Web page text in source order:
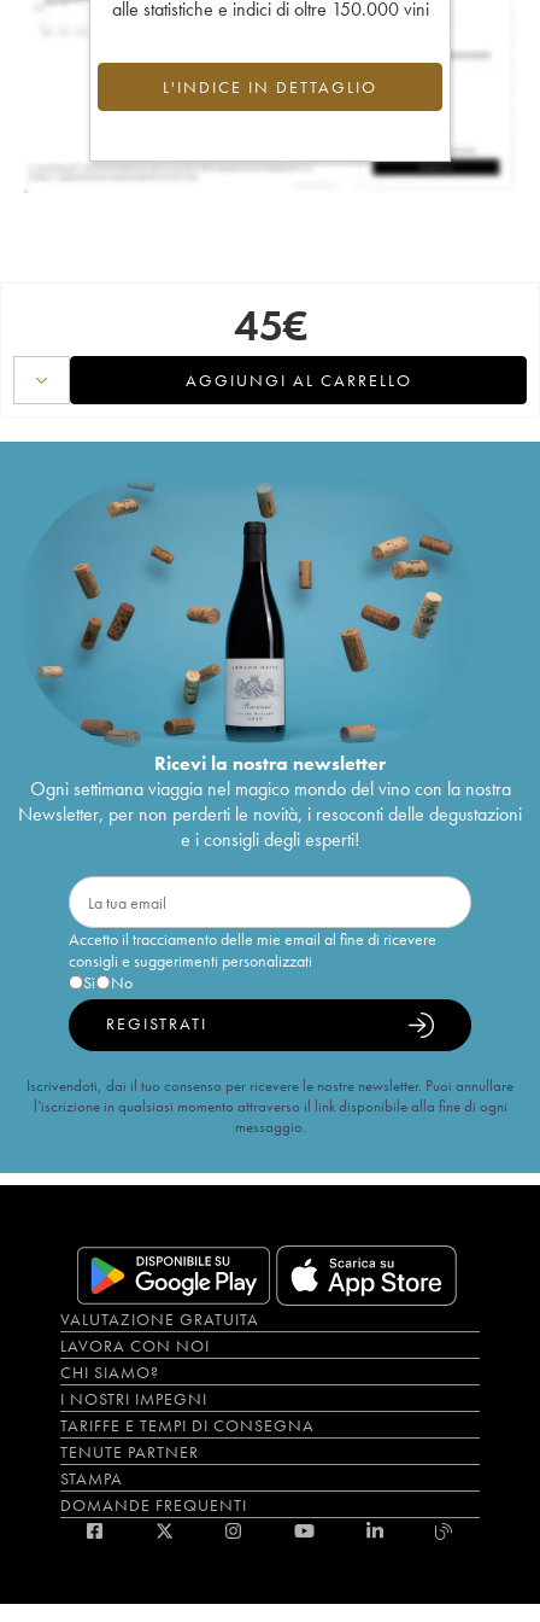
alle statistiche e indici di oltre 150.000 vini
L'INDICE IN DETTAGLIO
45€
AGGIUNGI AL CARRELLO
Ricevi la nostra newsletter
Ogni settimana viaggia nel magico mondo del vino con la nostra
Newsletter, per non perderti le novità, i resoconti delle degustazioni
e i consigli degli esperti!
Accetto il tracciamento delle mie email al fine di ricevere
consigli e suggerimenti personalizzati
Sì
No
REGISTRATI
Iscrivendoti, dai il tuo consenso per ricevere le nostre newsletter. Puoi annullare
l’iscrizione in qualsiasi momento attraverso il link disponibile alla fine di ogni
messaggio.
VALUTAZIONE GRATUITA
LAVORA CON NOI
CHI SIAMO?
I NOSTRI IMPEGNI
TARIFFE E TEMPI DI CONSEGNA
TENUTE PARTNER
STAMPA
DOMANDE FREQUENTI